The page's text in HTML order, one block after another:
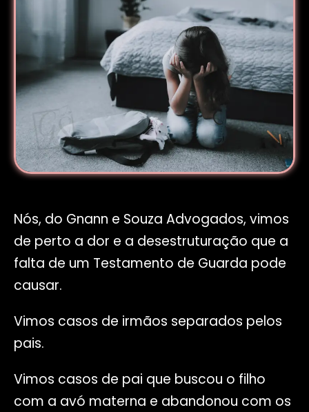
Nós, do Gnann e Souza Advogados, vimos
de perto a dor e a desestruturação que a
falta de um Testamento de Guarda pode
causar.
Vimos casos de irmãos separados pelos
pais.
Vimos casos de pai que buscou o filho
com a avó materna e abandonou com os